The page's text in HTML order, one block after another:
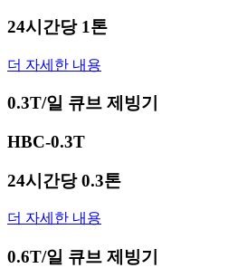
24시간당 1톤
더 자세한 내용
0.3T/일 큐브 제빙기
HBC-0.3T
24시간당 0.3톤
더 자세한 내용
0.6T/일 큐브 제빙기